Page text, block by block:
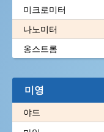
미크로미터
나노미터
옹스트롬
미영
야드